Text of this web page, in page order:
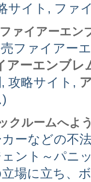
サイト, ファ
ァイアーエン
売ファイアー
アーエンブレ
攻略サイト,
クルームへよ
ーなどの不
ント～パニ
場に立ち、